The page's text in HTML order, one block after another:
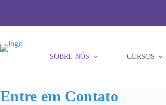
SOBRE NÓS CURSOS
Entre em Contato